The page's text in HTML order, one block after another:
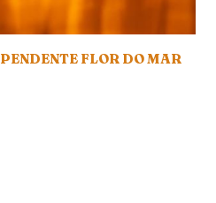
PENDENTE FLOR DO MAR